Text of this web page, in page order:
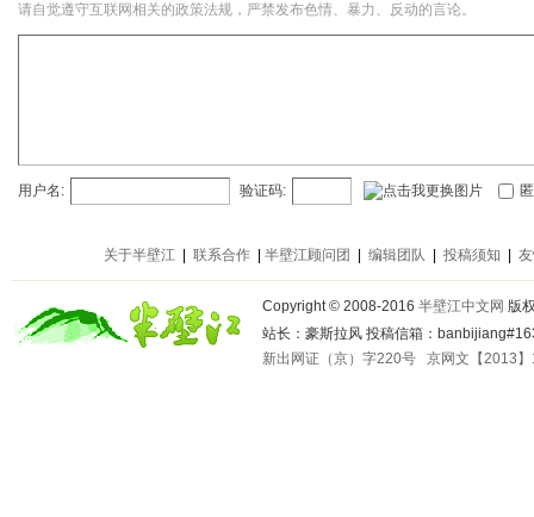
请自觉遵守互联网相关的政策法规，严禁发布色情、暴力、反动的言论。
用户名: 验证码:
关于半壁江 联系合作 半壁江顾问团 编辑团队 投稿须知
Copyright © 2008-2016 半壁江中文网 版
站长：豪斯拉风 投稿信箱：
新出网证（京）字220号
京网文【2013